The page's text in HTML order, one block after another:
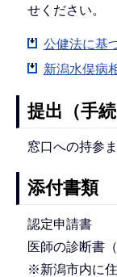
せください。
公健法に基
新潟水俣病
提出（手
窓口への持参
添付書類
認定申請書
医師の診断書
※新潟市内に